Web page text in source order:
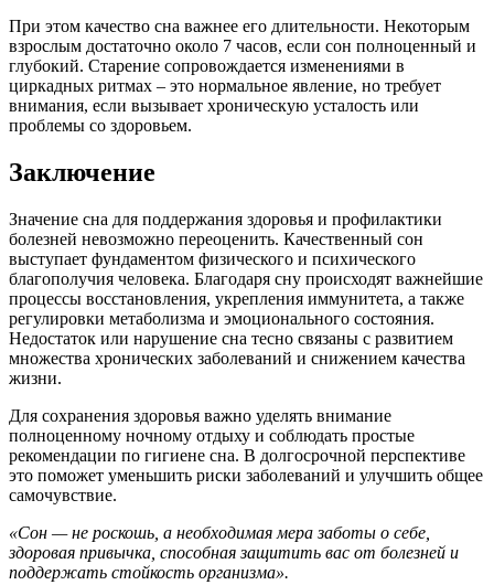
При этом качество сна важнее его длительности. Некоторым
взрослым достаточно около 7 часов, если сон полноценный и
глубокий. Старение сопровождается изменениями в
циркадных ритмах – это нормальное явление, но требует
внимания, если вызывает хроническую усталость или
проблемы со здоровьем.
Заключение
Значение сна для поддержания здоровья и профилактики
болезней невозможно переоценить. Качественный сон
выступает фундаментом физического и психического
благополучия человека. Благодаря сну происходят важнейшие
процессы восстановления, укрепления иммунитета, а также
регулировки метаболизма и эмоционального состояния.
Недостаток или нарушение сна тесно связаны с развитием
множества хронических заболеваний и снижением качества
жизни.
Для сохранения здоровья важно уделять внимание
полноценному ночному отдыху и соблюдать простые
рекомендации по гигиене сна. В долгосрочной перспективе
это поможет уменьшить риски заболеваний и улучшить общее
самочувствие.
«Сон — не роскошь, а необходимая мера заботы о себе,
здоровая привычка, способная защитить вас от болезней и
поддержать стойкость организма».